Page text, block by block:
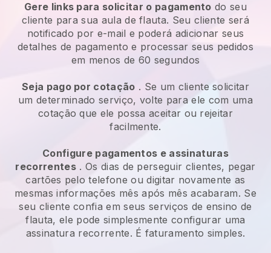
Gere links para solicitar o pagamento do seu
cliente para sua aula de flauta. Seu cliente será
notificado por e-mail e poderá adicionar seus
detalhes de pagamento e processar seus pedidos
em menos de 60 segundos
Seja pago por cotação . Se um cliente solicitar
um determinado serviço, volte para ele com uma
cotação que ele possa aceitar ou rejeitar
facilmente.
Configure pagamentos e assinaturas
recorrentes . Os dias de perseguir clientes, pegar
cartões pelo telefone ou digitar novamente as
mesmas informações mês após mês acabaram. Se
seu cliente confia em seus serviços de ensino de
flauta, ele pode simplesmente configurar uma
assinatura recorrente. É faturamento simples.